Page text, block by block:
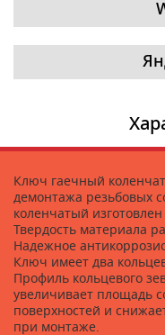
Ключ гаечный
демонтажа резьбовых
коленчатый изготовлен
Твердость материала
Надежное
Ключ имеет два
Профиль кольцевого
увеличивает площадь
поверхностей и
при монтаже.